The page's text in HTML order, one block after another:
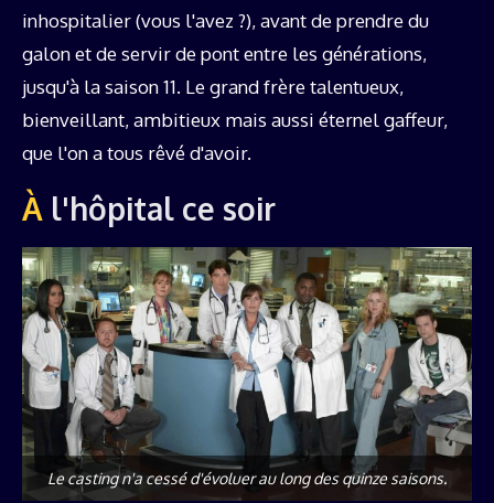
inhospitalier (vous l'avez ?), avant de prendre du
galon et de servir de pont entre les générations,
jusqu'à la saison 11. Le grand frère talentueux,
bienveillant, ambitieux mais aussi éternel gaffeur,
que l'on a tous rêvé d'avoir.
À l'hôpital ce soir
Le casting n'a cessé d'évoluer au long des quinze saisons.